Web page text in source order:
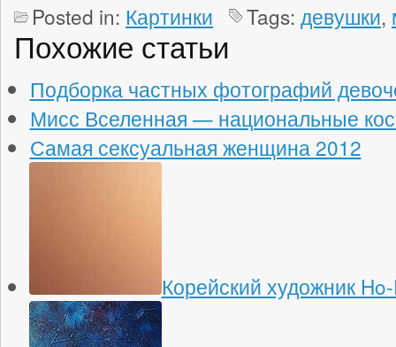
Posted in: Картинки Tags: девушки,
Похожие статьи
Подборка частных фотографий
Мисс Вселенная — национальные
Самая сексуальная женщина 2012
Корейский художник